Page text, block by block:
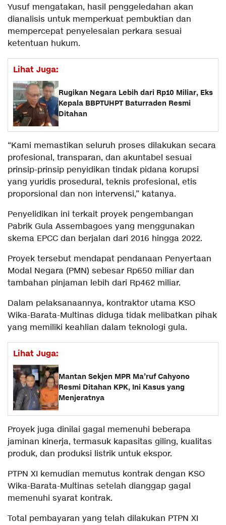
Yusuf mengatakan, hasil penggeledahan akan
dianalisis untuk memperkuat pembuktian dan
mempercepat penyelesaian perkara sesuai
ketentuan hukum.
Lihat Juga:
Rugikan Negara Lebih dari Rp10 Miliar, Eks
Kepala BBPTUHPT Baturraden Resmi
Ditahan
“Kami memastikan seluruh proses dilakukan secara
profesional, transparan, dan akuntabel sesuai
prinsip-prinsip penyidikan tindak pidana korupsi
yang yuridis prosedural, teknis profesional, etis
proporsional dan non intervensi,” katanya.
Penyelidikan ini terkait proyek pengembangan
Pabrik Gula Assembagoes yang menggunakan
skema EPCC dan berjalan dari 2016 hingga 2022.
Proyek tersebut mendapat pendanaan Penyertaan
Modal Negara (PMN) sebesar Rp650 miliar dan
tambahan pinjaman lebih dari Rp462 miliar.
Dalam pelaksanaannya, kontraktor utama KSO
Wika-Barata-Multinas diduga tidak melibatkan pihak
yang memiliki keahlian dalam teknologi gula.
Lihat Juga:
Mantan Sekjen MPR Ma’ruf Cahyono
Resmi Ditahan KPK, Ini Kasus yang
Menjeratnya
Proyek juga dinilai gagal memenuhi beberapa
jaminan kinerja, termasuk kapasitas giling, kualitas
produk, dan produksi listrik untuk ekspor.
PTPN XI kemudian memutus kontrak dengan KSO
Wika-Barata-Multinas setelah dianggap gagal
memenuhi syarat kontrak.
Total pembayaran yang telah dilakukan PTPN XI